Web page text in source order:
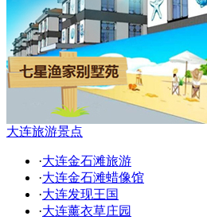
大连旅游景点
·大连金石滩旅游
·大连金石滩蜡像馆
·大连发现王国
·大连薰衣草庄园